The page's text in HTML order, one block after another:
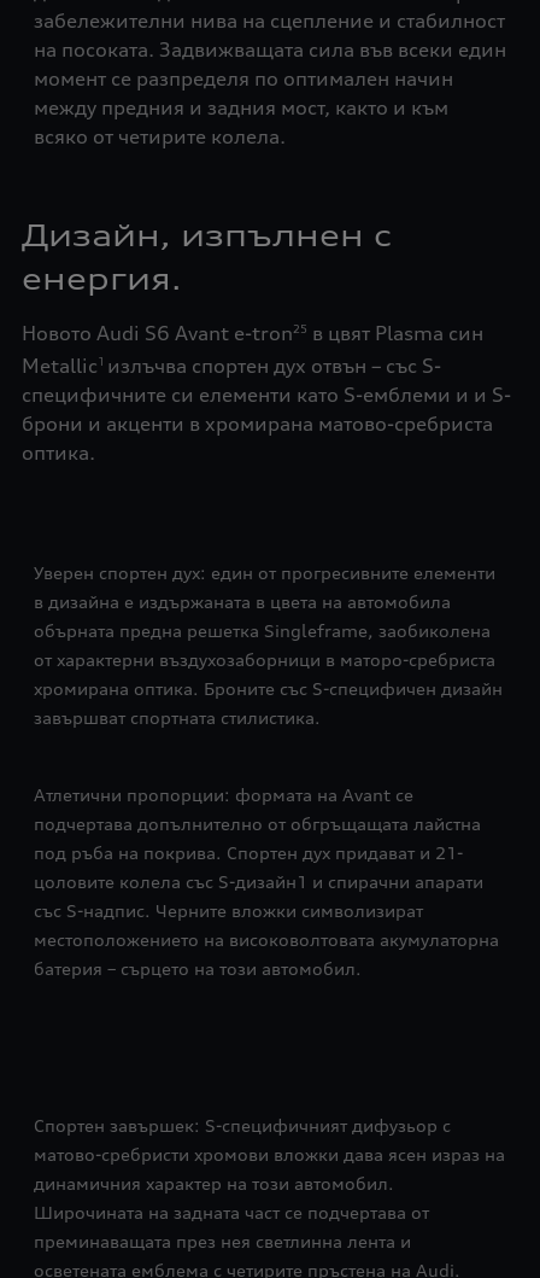
забележителни нива на сцепление и стабилност
на посоката. Задвижващата сила във всеки един
момент се разпределя по оптимален начин
между предния и задния мост, както и към
всяко от четирите колела.
Дизайн, изпълнен с
енергия.
Новото Audi S6 Avant e-tron25 в цвят Plasma син
Metallic1 излъчва спортен дух отвън – със S-
специфичните си елементи като S-емблеми и и S-
брони и акценти в хромирана матово-сребриста
оптика.
Уверен спортен дух: един от прогресивните елементи
в дизайна е издържаната в цвета на автомобила
обърната предна решетка Singleframe, заобиколена
от характерни въздухозаборници в маторо-сребриста
хромирана оптика. Броните със S-специфичен дизайн
завършват спортната стилистика.
Атлетични пропорции: формата на Avant се
подчертава допълнително от обгръщащата лайстна
под ръба на покрива. Спортен дух придават и 21-
цоловите колела със S-дизайн1 и спирачни апарати
със S-надпис. Черните вложки символизират
местоположението на високоволтовата акумулаторна
батерия – сърцето на този автомобил.
Спортен завършек: S-специфичният дифузьор с
матово-сребристи хромови вложки дава ясен израз на
динамичния характер на този автомобил.
Широчината на задната част се подчертава от
преминаващата през нея светлинна лента и
осветената емблема с четирите пръстена на Audi.